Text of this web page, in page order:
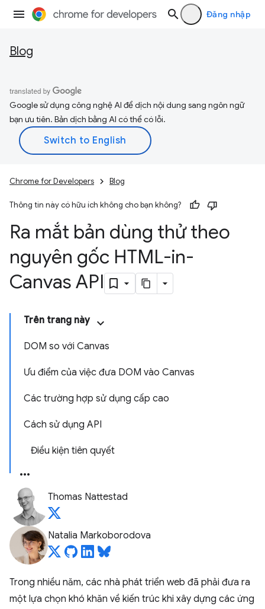
Đăng nhập
Blog
Google sử dụng công nghệ AI để dịch nội dung sang ngôn ngữ
bạn ưu tiên. Bản dịch bằng AI có thể có lỗi.
Chrome for Developers Blog
Thông tin này có hữu ích không cho bạn không?
Ra mắt bản dùng thử theo
nguyên gốc HTML-in-
Canvas API
Trên trang này
DOM so với Canvas
Ưu điểm của việc đưa DOM vào Canvas
Các trường hợp sử dụng cấp cao
Cách sử dụng API
Điều kiện tiên quyết
Thomas Nattestad
Natalia Markoborodova
Trong nhiều năm, các nhà phát triển web đã phải đưa ra
một lựa chọn khó khăn về kiến trúc khi xây dựng các ứng